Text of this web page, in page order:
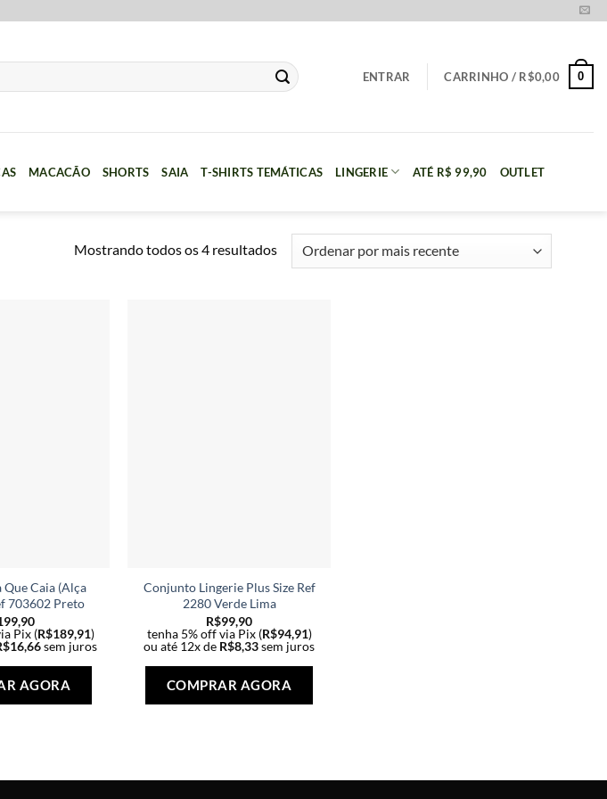
ENTRAR CARRINHO / R$0,00 0
MACACÃO SHORTS SAIA T-SHIRTS TEMÁTICAS LINGERIE ATÉ R$ 99,90 OUTLET
Mostrando todos os 4 resultadosClassificado
por
Que Caia (Alça
703602 Preto
Pix (R$189,91)
16,66sem juros
AGORA
tem
opções
Conjunto Lingerie Plus Size Ref
2280 Verde Lima
R$99,90
tenha 5% off via Pix (R$94,91)
ou até 12x de R$8,33sem juros
COMPRAR AGORA
tem
opções